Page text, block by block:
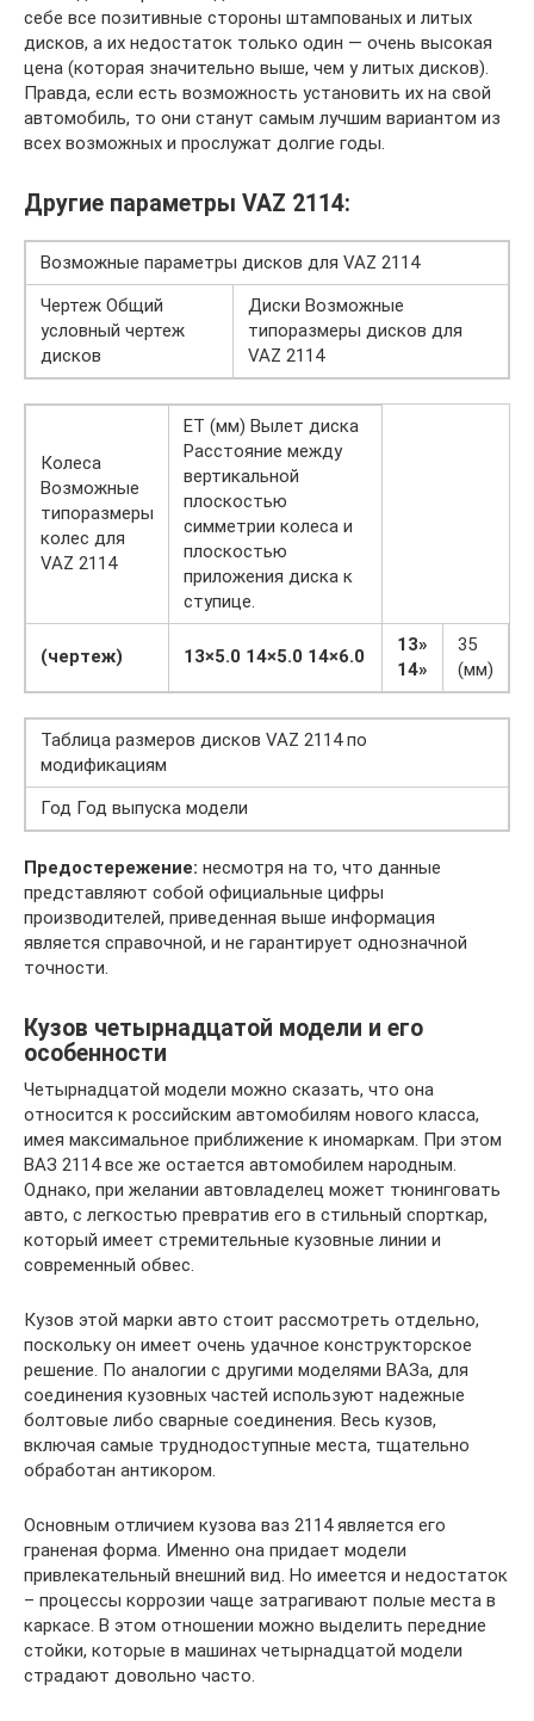
себе все позитивные стороны штампованых и литых
дисков, а их недостаток только один — очень высокая
цена (которая значительно выше, чем у литых дисков).
Правда, если есть возможность установить их на свой
автомобиль, то они станут самым лучшим вариантом из
всех возможных и прослужат долгие годы.
Другие параметры VAZ 2114:
Возможные параметры дисков для VAZ 2114
Чертеж Общий
условный чертеж
дисков
Диски Возможные
типоразмеры дисков для
VAZ 2114
Колеса
Возможные
типоразмеры
колес для
VAZ 2114
ET (мм) Вылет диска
Расстояние между
вертикальной
плоскостью
симметрии колеса и
плоскостью
приложения диска к
ступице.
(чертеж) 13×5.0 14×5.0 14×6.0
13»
14»
35
(мм)
Таблица размеров дисков VAZ 2114 по
модификациям
Год Год выпуска модели
Предостережение: несмотря на то, что данные
представляют собой официальные цифры
производителей, приведенная выше информация
является справочной, и не гарантирует однозначной
точности.
Кузов четырнадцатой модели и его
особенности
Четырнадцатой модели можно сказать, что она
относится к российским автомобилям нового класса,
имея максимальное приближение к иномаркам. При этом
ВАЗ 2114 все же остается автомобилем народным.
Однако, при желании автовладелец может тюнинговать
авто, с легкостью превратив его в стильный спорткар,
который имеет стремительные кузовные линии и
современный обвес.
Кузов этой марки авто стоит рассмотреть отдельно,
поскольку он имеет очень удачное конструкторское
решение. По аналогии с другими моделями ВАЗа, для
соединения кузовных частей используют надежные
болтовые либо сварные соединения. Весь кузов,
включая самые труднодоступные места, тщательно
обработан антикором.
Основным отличием кузова ваз 2114 является его
граненая форма. Именно она придает модели
привлекательный внешний вид. Но имеется и недостаток
– процессы коррозии чаще затрагивают полые места в
каркасе. В этом отношении можно выделить передние
стойки, которые в машинах четырнадцатой модели
страдают довольно часто.